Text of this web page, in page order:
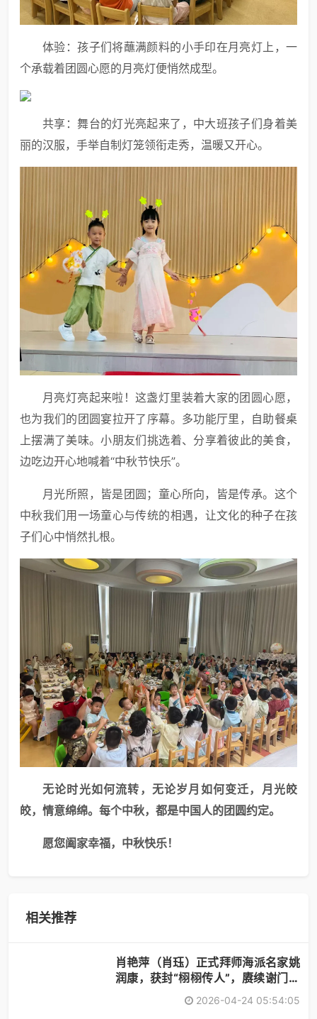
体验：孩子们将蘸满颜料的小手印在月亮灯上，一
个承载着团圆心愿的月亮灯便悄然成型。
共享：舞台的灯光亮起来了，中大班孩子们身着美
丽的汉服，手举自制灯笼领衔走秀，温暖又开心。
月亮灯亮起来啦！这盏灯里装着大家的团圆心愿，
也为我们的团圆宴拉开了序幕。多功能厅里，自助餐桌
上摆满了美味。小朋友们挑选着、分享着彼此的美食，
边吃边开心地喊着“中秋节快乐”。
月光所照，皆是团圆；童心所向，皆是传承。这个
中秋我们用一场童心与传统的相遇，让文化的种子在孩
子们心中悄然扎根。
无论时光如何流转，无论岁月如何变迁，月光皎
皎，情意绵绵。每个中秋，都是中国人的团圆约定。
愿您阖家幸福，中秋快乐！
相关推荐
肖艳萍（肖珏）正式拜师海派名家姚
润康，获封“栩栩传人”，赓续谢门艺
2026-04-24 05:54:05